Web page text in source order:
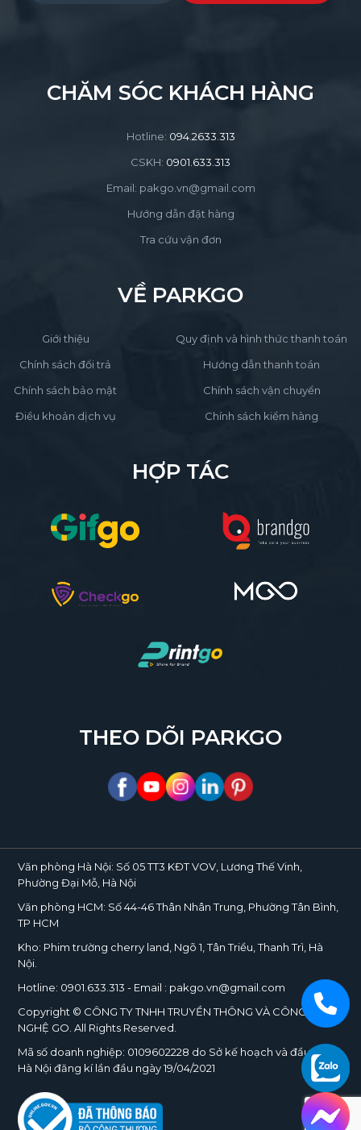
CHĂM SÓC KHÁCH HÀNG
Hotline: 094.2633.313
CSKH: 0901.633.313
Email: pakgo.vn@gmail.com
Hướng dẫn đặt hàng
Tra cứu vận đơn
VỀ PARKGO
Giới thiệu
Chính sách đổi trả
Chính sách bảo mật
Điều khoản dịch vụ
Quy định và hình thức thanh toán
Hướng dẫn thanh toán
Chính sách vận chuyển
Chính sách kiểm hàng
HỢP TÁC
THEO DÕI PARKGO
Văn phòng Hà Nội: Số 05 TT3 KĐT VOV, Lương Thế Vinh,
Phường Đại Mỗ, Hà Nội
Văn phòng HCM: Số 44-46 Thân Nhân Trung, Phường Tân Bình,
TP HCM
Kho: Phim trường cherry land, Ngõ 1, Tân Triều, Thanh Trì, Hà
Nội.
Hotline: 0901.633.313 - Email : pakgo.vn@gmail.com
Copyright © CÔNG TY TNHH TRUYỀN THÔNG VÀ CÔNG
NGHỆ GO . All Rights Reserved.
Mã số doanh nghiệp: 0109602228 do Sở kế hoạch và đầu tư TP.
Hà Nội đăng kí lần đầu ngày 19/04/2021